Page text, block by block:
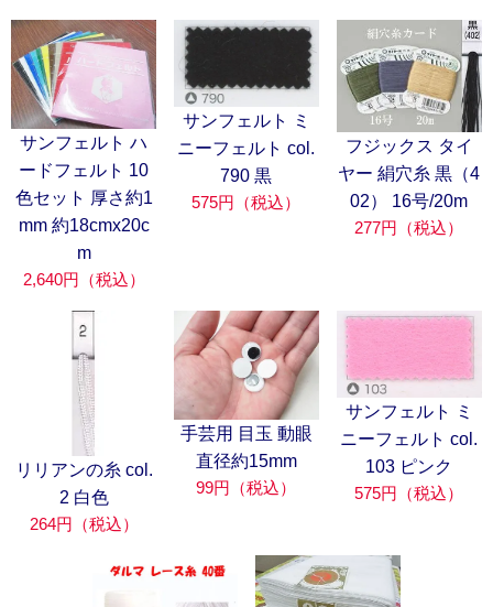
サンフェルト ハ
ードフェルト 10
色セット 厚さ約1
mm 約18cmx20c
m
2,640円（税込）
サンフェルト ミ
ニーフェルト col.
790 黒
575円（税込）
フジックス タイ
ヤー 絹穴糸 黒（4
02） 16号/20m
277円（税込）
リリアンの糸 col.
2 白色
264円（税込）
手芸用 目玉 動眼
直径約15mm
99円（税込）
サンフェルト ミ
ニーフェルト col.
103 ピンク
575円（税込）